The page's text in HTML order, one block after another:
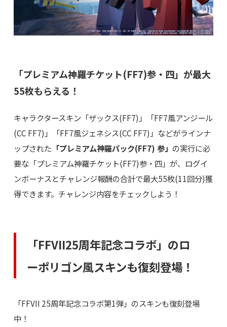
「プレミアム神羅チケット(FF7)参・四」が最大
55枚もらえる！
キャラクタースキン「ザックス(FF7)」「FF7風アンジール
(CC FF7)」「FF7風ジェネシス(CC FF7)」などがラインナ
ップされた 「プレミアム神羅パック(FF7) 参」 の実行に必
要な「プレミアム神羅チケット(FF7)参・四」が、ログイ
ンボーナスとチャレンジ報酬の合計で最大55枚(11回分)獲
得できます。チャレンジ内容をチェックしよう！
「FFVII25周年記念コラボ」のロ
ーポリゴン風スキンも復刻登場！
「FFVII 25周年記念コラボ第1弾」のスキンも復刻登場
中！